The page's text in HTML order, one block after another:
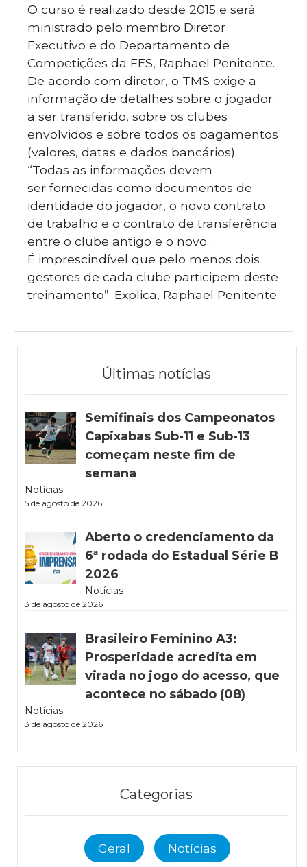
O curso é realizado desde 2015 e será
ministrado pelo membro Diretor
Executivo e do Departamento de
Competições da FES, Raphael Penitente.
De acordo com diretor, o TMS exige a
informação de detalhes sobre o jogador
a ser transferido, sobre os clubes
envolvidos e sobre todos os pagamentos
(valores, datas e dados bancários).
“Todas as informações devem
ser fornecidas como documentos de
identidade do jogador, o novo contrato
de trabalho e o contrato de transferência
entre o clube antigo e o novo.
É imprescindível que pelo menos dois
gestores de cada clube participem deste
treinamento”. Explica, Raphael Penitente.
Últimas notícias
Semifinais dos Campeonatos
Capixabas Sub-11 e Sub-13
começam neste fim de
semana
Notícias
5 de agosto de 2026
Aberto o credenciamento da
6ª rodada do Estadual Série B
2026
Notícias
3 de agosto de 2026
Brasileiro Feminino A3:
Prosperidade acredita em
virada no jogo do acesso, que
acontece no sábado (08)
Notícias
3 de agosto de 2026
Categorias
Geral Notícias